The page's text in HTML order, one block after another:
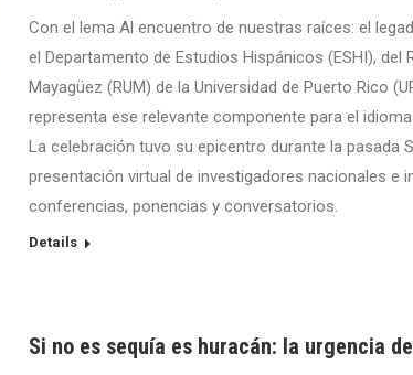
Con el lema Al encuentro de nuestras raíces: el
el Departamento de Estudios Hispánicos (ESHI), del
Mayagüez (RUM) de la Universidad de Puerto Rico
representa ese relevante componente para el
La celebración tuvo su epicentro durante la pasada
presentación virtual de investigadores nacionales e
conferencias, ponencias y conversatorios.
Details
Si no es sequía es huracán: la urgencia